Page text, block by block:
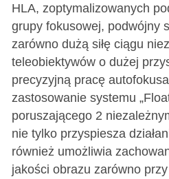
HLA, zoptymalizowanych
grupy fokusowej, podwójny
zarówno dużą siłę ciągu
teleobiektywów o dużej
precyzyjną pracę
zastosowanie systemu
poruszającego 2
nie tylko przyspiesza
również umożliwia
jakości obrazu zarówno